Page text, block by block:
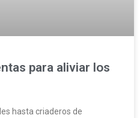
para aliviar los
hasta criaderos de